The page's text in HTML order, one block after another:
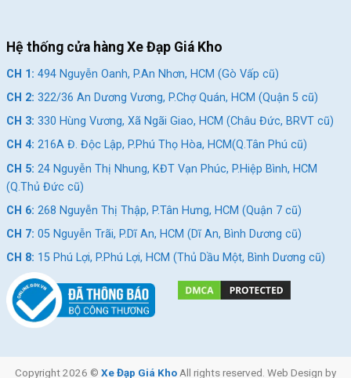
Hệ thống cửa hàng Xe Đạp Giá Kho
CH 1: 494 Nguyễn Oanh, P.An Nhơn, HCM (Gò Vấp cũ)
CH 2: 322/36 An Dương Vương, P.Chợ Quán, HCM (Quận 5 cũ)
CH 3: 330 Hùng Vương, Xã Ngãi Giao, HCM (Châu Đức, BRVT cũ)
CH 4: 216A Đ. Độc Lập, P.Phú Thọ Hòa, HCM(Q.Tân Phú cũ)
CH 5: 24 Nguyễn Thị Nhung, KĐT Vạn Phúc, P.Hiệp Bình, HCM
(Q.Thủ Đức cũ)
CH 6: 268 Nguyễn Thị Thập, P.Tân Hưng, HCM (Quận 7 cũ)
CH 7: 05 Nguyễn Trãi, P.Dĩ An, HCM (Dĩ An, Bình Dương cũ)
CH 8: 15 Phú Lợi, P.Phú Lợi, HCM (Thủ Dầu Một, Bình Dương cũ)
Copyright 2026 © Xe Đạp Giá KhoAll rights reserved. Web Design by